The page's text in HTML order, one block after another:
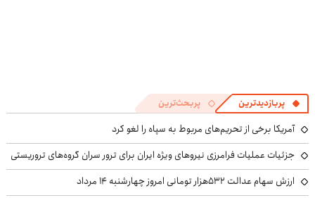
پربازدیدترین پربحث‌ترین
آمریکا برخی از تحریم‌های مربوط به سپاه را لغو کرد
جزئیات عملیات فرامرزی نیروهای ویژه ایران برای ترور سران گروه‌های تروریستی
ارزش سهام عدالت ۵۳۲هزار تومانی امروز چهارشنبه ۱۴ مرداد